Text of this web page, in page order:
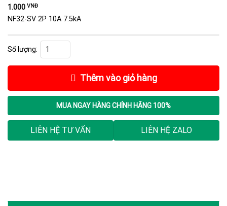
1.000 VNĐ
NF32-SV 2P 10A 7.5kA
MCCB Mitsubishi 2P, NF32-SV 2P 10A 7.5kA số lượng
Thêm vào giỏ hàng
MUA NGAY HÀNG CHÍNH HÃNG 100%
LIÊN HỆ TƯ VẤN LIÊN HỆ ZALO